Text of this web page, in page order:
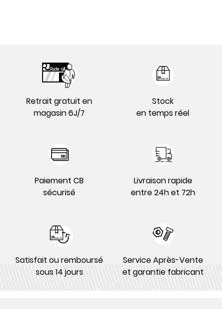
Retrait gratuit en
magasin 6J/7
Stock
en temps réel
Paiement CB
sécurisé
Livraison rapide
entre 24h et 72h
Satisfait ou remboursé
sous 14 jours
Service Après-Vente
et garantie fabricant